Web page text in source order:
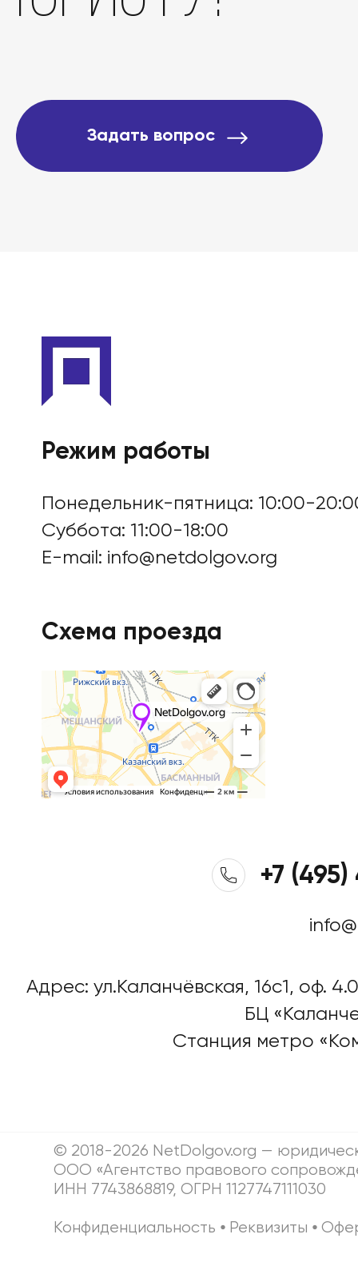
Задать вопрос
Режим работы
Понедельник-пятница: 10:00-
Суббота: 11:00-18:00
E-mail: info@netdolgov.org
Схема проезда
+7
Адрес: ул.Каланчёвская, 16c1, оф.
БЦ
Станция метро
© 2018-2026 NetDolgov.org —
ООО «Агентство правового
ИНН 7743868819, ОГРН 1127747111030
Конфиденциальность ⦁ Реквизиты ⦁
О компании